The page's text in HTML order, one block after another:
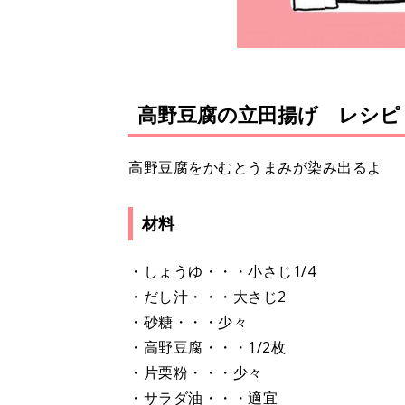
高野豆腐の立田揚げ レシピ
高野豆腐をかむとうまみが染み出るよ
材料
・しょうゆ・・・小さじ1/4
・だし汁・・・大さじ2
・砂糖・・・少々
・高野豆腐・・・1/2枚
・片栗粉・・・少々
・サラダ油・・・適宜